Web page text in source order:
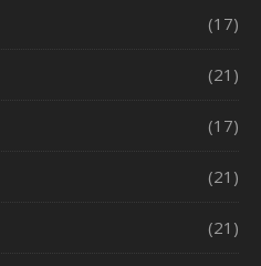
(17)
(21)
(17)
(21)
(21)